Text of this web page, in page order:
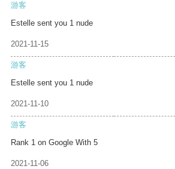
游客
Estelle sent you 1 nude
2021-11-15
游客
Estelle sent you 1 nude
2021-11-10
游客
Rank 1 on Google With 5
2021-11-06